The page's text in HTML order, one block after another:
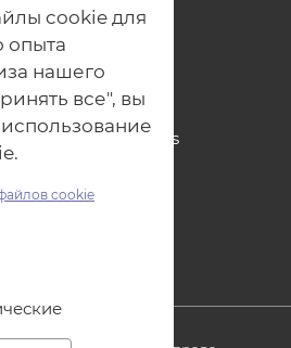
обработки
файлов Cookies
персональных
cookie для
опыта
нашего
все", вы
cookie